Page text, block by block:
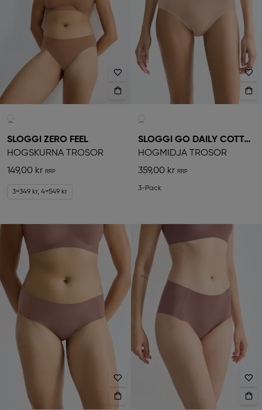
SLOGGI ZERO FEEL
HÖGSKURNA TROSOR
149,00 kr
3=349 kr, 4=549 kr
SLOGGI GO DAILY COTTON
HÖGMIDJA TROSOR
359,00 kr
3-Pack